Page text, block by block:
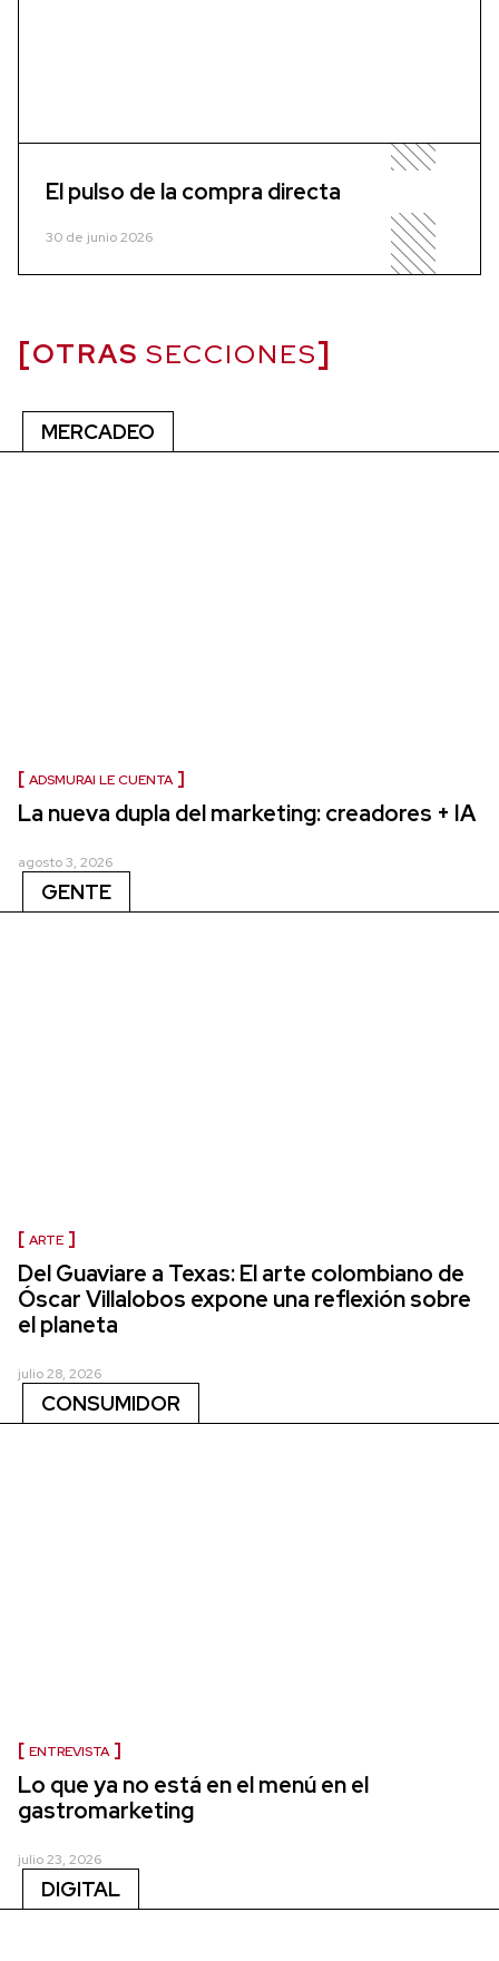
El pulso de la compra directa
30 de junio 2026
OTRAS SECCIONES
MERCADEO
ADSMURAI LE CUENTA
La nueva dupla del marketing: creadores + IA
agosto 3, 2026
GENTE
ARTE
Del Guaviare a Texas: El arte colombiano de
Óscar Villalobos expone una reflexión sobre
el planeta
julio 28, 2026
CONSUMIDOR
ENTREVISTA
Lo que ya no está en el menú en el
gastromarketing
julio 23, 2026
DIGITAL